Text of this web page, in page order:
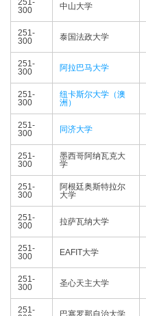
251-
300
中山大学
251-
300
泰国法政大学
251-
300
阿拉巴马大学
251-
300
纽卡斯尔大学（澳
洲）
251-
300
同济大学
251-
300
墨西哥阿纳瓦克大
学
251-
300
阿根廷奥斯特拉尔
大学
251-
300
拉萨瓦纳大学
251-
300
EAFIT大学
251-
300
圣心天主大学
251-
巴塞罗那自治大学